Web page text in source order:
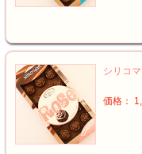
シリコ
価格：